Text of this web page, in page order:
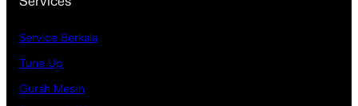
Service Berkala
Tune Up
Gurah Mesin